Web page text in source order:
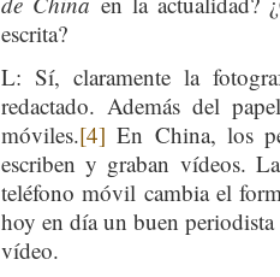
escrita?
L: Sí, claramente la
redactado. Además del
móviles.[4] En China, los
escriben y graban vídeos.
teléfono móvil cambia el
hoy en día un buen
vídeo.